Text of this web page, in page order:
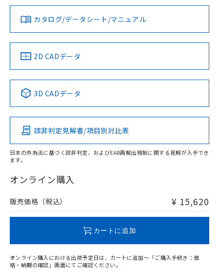
タイムチャート
以上、n: 110mm以上
検出領域
ダウンロードデータをご利用いただく前に、以下を必ずお読
みください。
ソフトウェアの使用条件
対応済み
中国 RoHS 注意事項・凡例
Pb Hg Cd Cr(VI)
O
在庫等で未対応品が混在する可能性があります。
問い合わせください。
LR型式承認
（イギリス
船舶規格）
DNV型式承認
（ノルウェー
BV型式承認
（フランス
KR型式
（韓国
No No No No
この製品の規格認証/適合状況ページへ
その他の認証はこちらのページからご検索ください
カタログ/データシート/マニュアル
2D CADデータ
3D CADデータ
該非判定見解書/項目別対比表
日本の外為法に基づく該非判定、およびEAR再輸出規制に関する見解が入手でき
ます。
オンライン購入
販売価格（税込） ¥ 15,620
カートに追加
オンライン購入における出荷予定日は、カートに追加～「ご購入手続き：価
格・納期の確認」画面にてご確認ください。